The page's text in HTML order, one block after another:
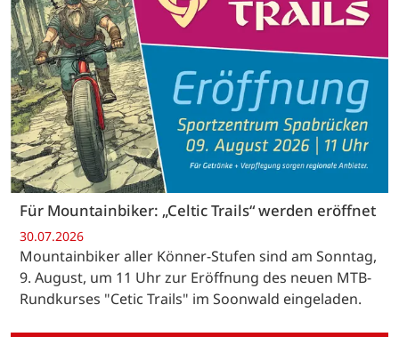
Für Mountainbiker: „Celtic Trails“ werden eröffnet
30.07.2026
Mountainbiker aller Könner-Stufen sind am Sonntag,
9. August, um 11 Uhr zur Eröffnung des neuen MTB-
Rundkurses "Cetic Trails" im Soonwald eingeladen.